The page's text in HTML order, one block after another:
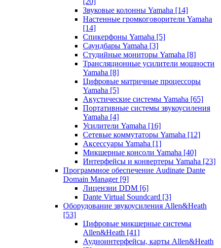
Звуковые колонны Yamaha [14]
Настенные громкоговорители Yamaha
[14]
Спикерфоны Yamaha [5]
Саундбары Yamaha [3]
Студийные мониторы Yamaha [8]
Трансляционные усилители мощности
Yamaha [8]
Цифровые матричные процессоры
Yamaha [5]
Акустические системы Yamaha [65]
Портативные системы звукоусиления
Yamaha [4]
Усилители Yamaha [16]
Сетевые коммутаторы Yamaha [12]
Аксессуары Yamaha [1]
Микшерные консоли Yamaha [40]
Интерфейсы и конвертеры Yamaha [23]
Программное обеспечение Audinate Dante
Domain Manager [9]
Лицензии DDM [6]
Dante Virtual Soundcard [3]
Оборудование звукоусиления Allen&Heath
[53]
Цифровые микшерные системы
Allen&Heath [41]
Аудиоинтерфейсы, карты Allen&Heath